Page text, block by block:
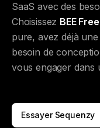
SaaS avec des
Choisissez BEE Free
pure, avez déjà
besoin de
vous engager dans
Essayer Sequenzy